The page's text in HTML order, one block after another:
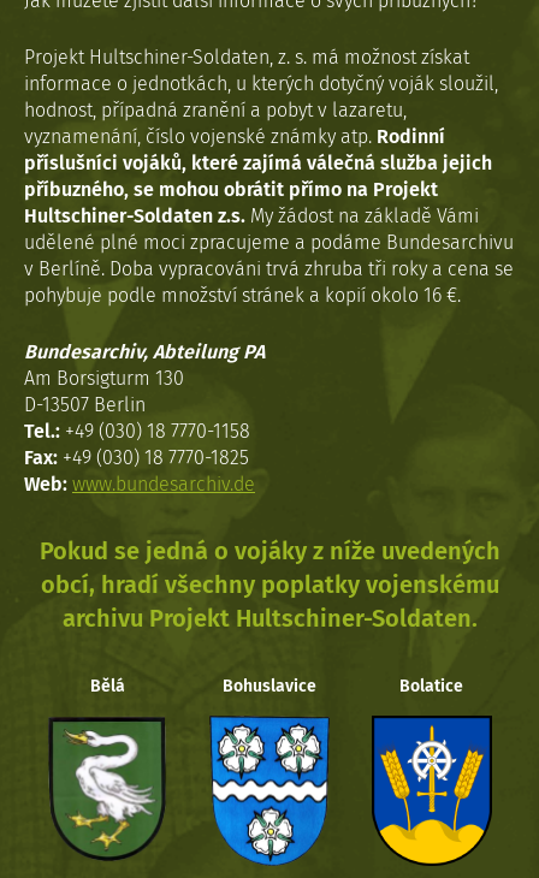
Projekt Hultschiner-Soldaten, z. s. má možnost získat
informace o jednotkách, u kterých dotyčný voják sloužil,
hodnost, případná zranění a pobyt v lazaretu,
vyznamenání, číslo vojenské známky atp. Rodinní
příslušníci vojáků, které zajímá válečná služba jejich
příbuzného, se mohou obrátit přímo na Projekt
Hultschiner-Soldaten z.s. My žádost na základě Vámi
udělené plné moci zpracujeme a podáme Bundesarchivu
v Berlíně. Doba vypracováni trvá zhruba tři roky a cena se
pohybuje podle množství stránek a kopií okolo 16 €.
Bundesarchiv, Abteilung PA
Am Borsigturm 130
D-13507 Berlin
Tel.: +49 (030) 18 7770-1158
Fax: +49 (030) 18 7770-1825
Web: www.bundesarchiv.de
Pokud se jedná o vojáky z níže uvedených
obcí, hradí všechny poplatky vojenskému
archivu Projekt Hultschiner-Soldaten.
Bělá Bohuslavice Bolatice